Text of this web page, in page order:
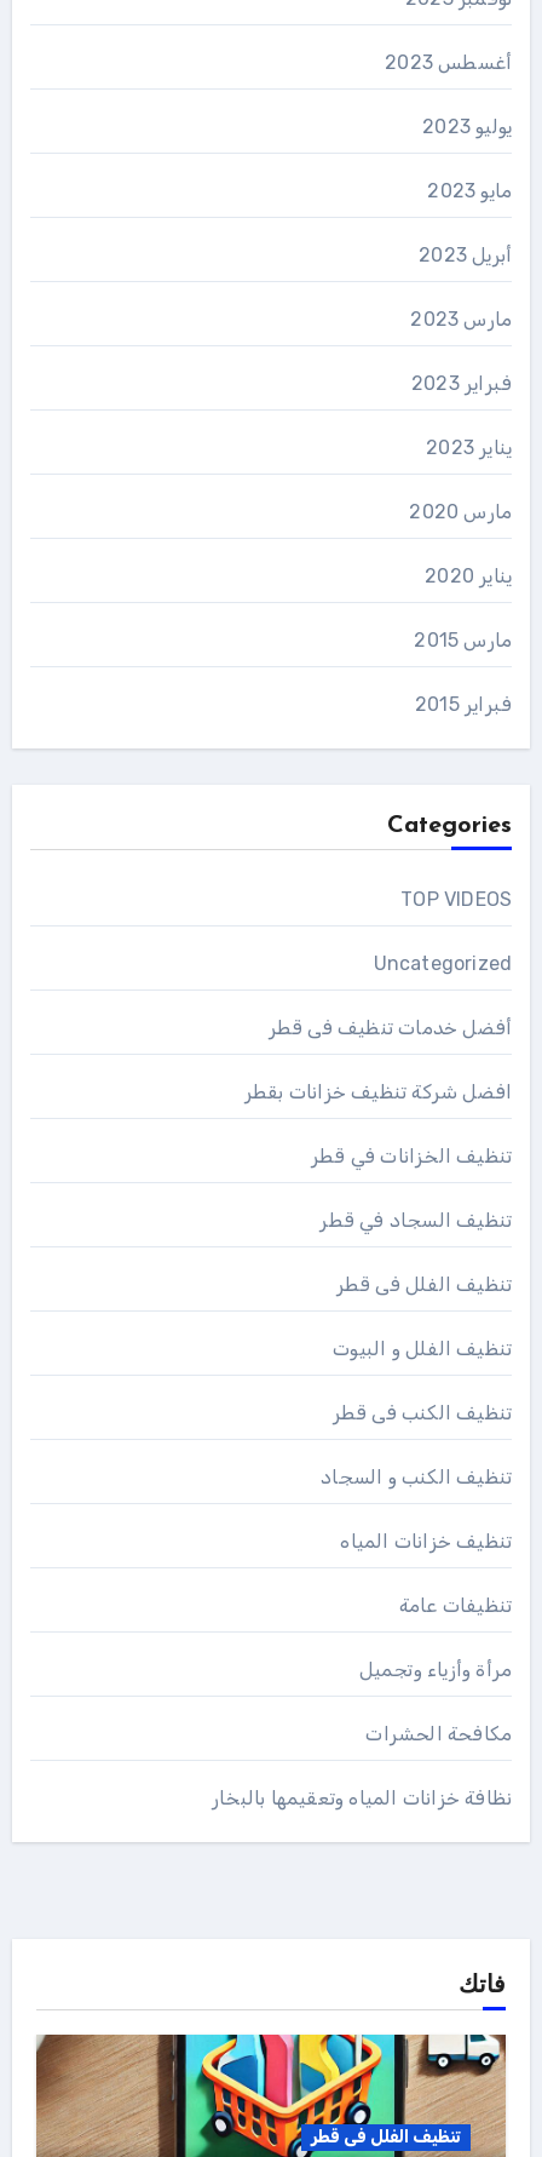
أغسطس 2023
يوليو 2023
مايو 2023
أبريل 2023
مارس 2023
فبراير 2023
يناير 2023
مارس 2020
يناير 2020
مارس 2015
فبراير 2015
Categories
TOP VIDEOS
Uncategorized
أفضل خدمات تنظيف فى قطر
افضل شركة تنظيف خزانات بقطر
تنظيف الخزانات في قطر
تنظيف السجاد في قطر
تنظيف الفلل فى قطر
تنظيف الفلل و البيوت
تنظيف الكنب فى قطر
تنظيف الكنب و السجاد
تنظيف خزانات المياه
تنظيفات عامة
مرأة وأزياء وتجميل
مكافحة الحشرات
نظافة خزانات المياه وتعقيمها بالبخار
فاتك
تنظيف الفلل فى قطر